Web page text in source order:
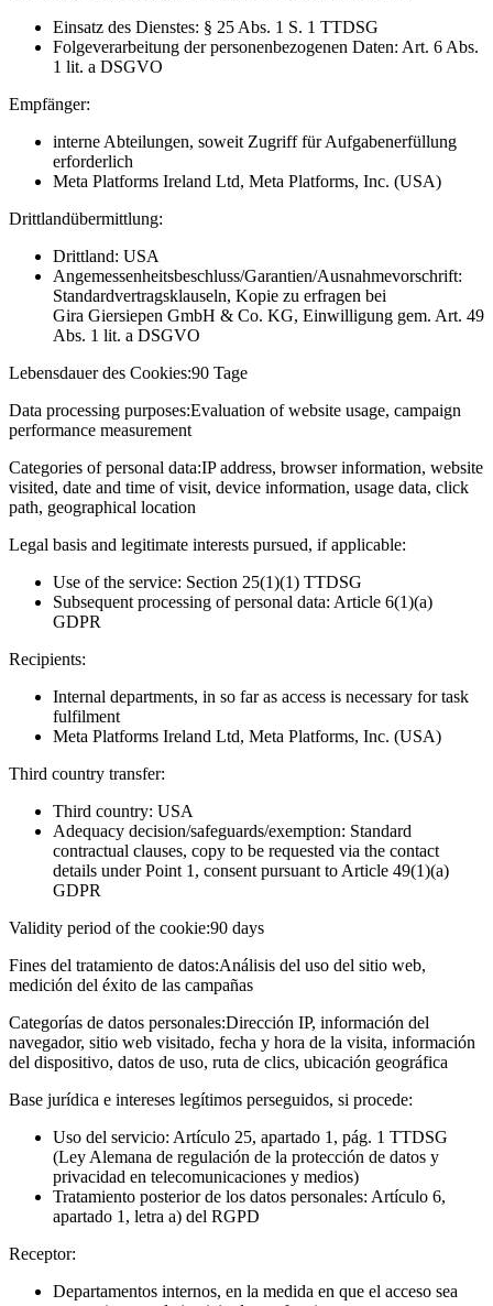
Einsatz des Dienstes: § 25 Abs. 1 S. 1 TTDSG
Folgeverarbeitung der personenbezogenen Daten: Art. 6 Abs.
1 lit. a DSGVO
Empfänger:
interne Abteilungen, soweit Zugriff für Aufgabenerfüllung
erforderlich
Meta Platforms Ireland Ltd, Meta Platforms, Inc. (USA)
Drittlandübermittlung:
Drittland: USA
Angemessenheitsbeschluss/Garantien/Ausnahmevorschrift:
Standardvertragsklauseln, Kopie zu erfragen bei
Gira Giersiepen GmbH & Co. KG, Einwilligung gem. Art. 49
Abs. 1 lit. a DSGVO
Lebensdauer des Cookies:90 Tage
Data processing purposes:Evaluation of website usage, campaign
performance measurement
Categories of personal data:IP address, browser information, website
visited, date and time of visit, device information, usage data, click
path, geographical location
Legal basis and legitimate interests pursued, if applicable:
Use of the service: Section 25(1)(1) TTDSG
Subsequent processing of personal data: Article 6(1)(a)
GDPR
Recipients:
Internal departments, in so far as access is necessary for task
fulfilment
Meta Platforms Ireland Ltd, Meta Platforms, Inc. (USA)
Third country transfer:
Third country: USA
Adequacy decision/safeguards/exemption: Standard
contractual clauses, copy to be requested via the contact
details under Point 1, consent pursuant to Article 49(1)(a)
GDPR
Validity period of the cookie:90 days
Fines del tratamiento de datos:Análisis del uso del sitio web,
medición del éxito de las campañas
Categorías de datos personales:Dirección IP, información del
navegador, sitio web visitado, fecha y hora de la visita, información
del dispositivo, datos de uso, ruta de clics, ubicación geográfica
Base jurídica e intereses legítimos perseguidos, si procede:
Uso del servicio: Artículo 25, apartado 1, pág. 1 TTDSG
(Ley Alemana de regulación de la protección de datos y
privacidad en telecomunicaciones y medios)
Tratamiento posterior de los datos personales: Artículo 6,
apartado 1, letra a) del RGPD
Receptor:
Departamentos internos, en la medida en que el acceso sea